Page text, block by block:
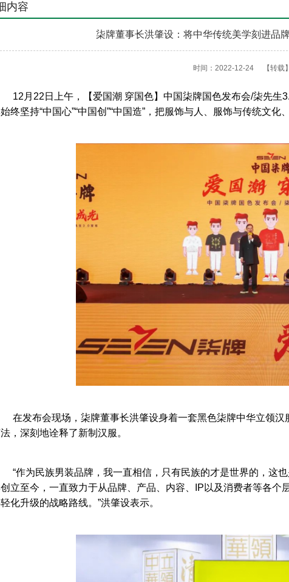
内容
柒牌董事长洪肇设：将中华传统美学刻进品
时间：2022-12-24 【转载】
12月22日上午，【爱国潮 穿国色】中国柒牌国色发布会/柒先
终坚持“中国心”“中国创”“中国造”，把服饰与人、服饰与传统文化
在发布会现场，柒牌董事长洪肇设身着一套黑色柒牌中华立领
，深刻地诠释了新制汉服。
“作为民族男装品牌，我一直相信，只有民族的才是世界的，这
立至今，一直致力于从品牌、产品、内容、IP以及消费者等各
化升级的战略路线。”洪肇设表示。